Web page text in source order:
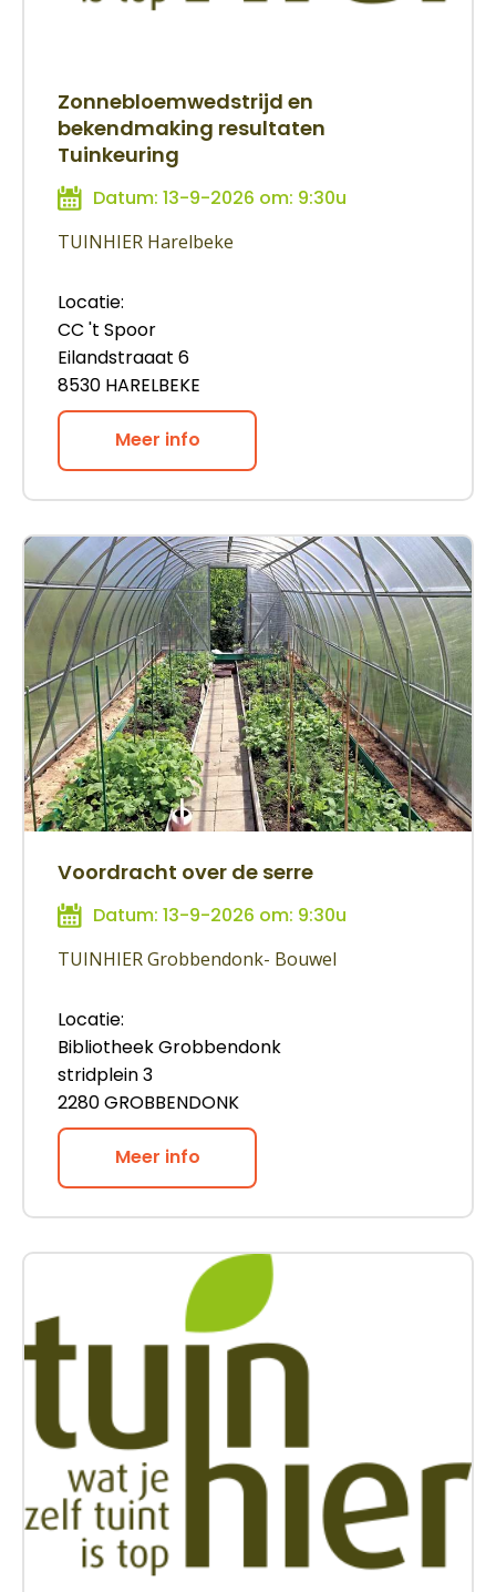
Zonnebloemwedstrijd en
bekendmaking resultaten
Tuinkeuring
Datum: 13-9-2026 om: 9:30u
TUINHIER Harelbeke
Locatie:
CC 't Spoor
Eilandstraaat 6
8530 HARELBEKE
Meer info
Voordracht over de serre
Datum: 13-9-2026 om: 9:30u
TUINHIER Grobbendonk- Bouwel
Locatie:
Bibliotheek Grobbendonk
stridplein 3
2280 GROBBENDONK
Meer info